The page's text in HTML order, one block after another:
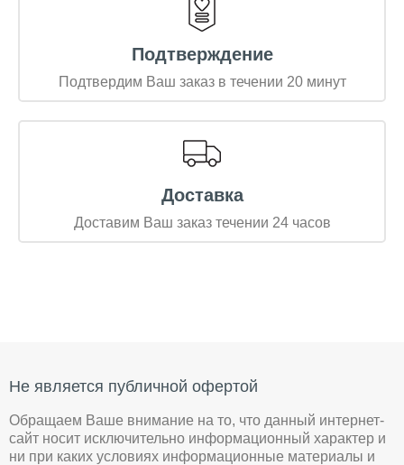
Подтверждение
Подтвердим Ваш заказ в течении 20 минут
Доставка
Доставим Ваш заказ течении 24 часов
Не является публичной офертой
Обращаем Ваше внимание на то, что данный интернет-
сайт носит исключительно информационный характер и
ни при каких условиях информационные материалы и